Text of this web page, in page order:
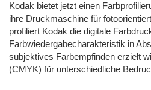
Kodak bietet jetzt einen
ihre Druckmaschine für
profiliert Kodak die digitale
Farbwiedergabecharakteristik in
subjektives Farbempfinden erzielt
(CMYK) für unterschiedliche